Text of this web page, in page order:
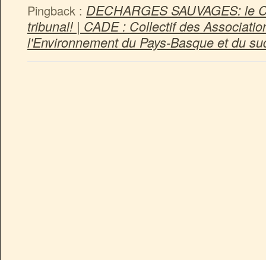
Pingback : DECHARGES SAUVAGES: le
tribunal! | CADE : Collectif des
l'Environnement du Pays-Basque et du